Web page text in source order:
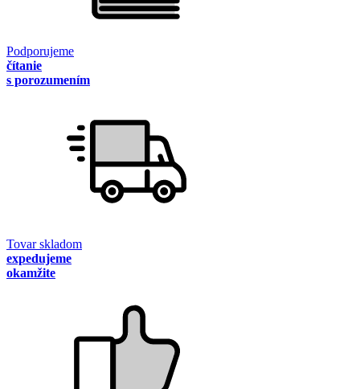
Podporujeme
čítanie
s porozumením
Tovar skladom
expedujeme
okamžite